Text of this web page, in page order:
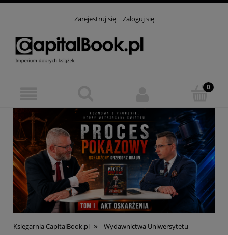
Zarejestruj się Zaloguj się
Księgarnia CapitalBook.pl »
Wydawnictwa Uniwersytetu